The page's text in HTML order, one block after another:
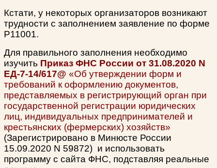
Кстати, у некоторых организаторов возникают
трудности с заполнением заявление по форме
Р11001.
Для правильного заполнения необходимо
изучить Приказ ФНС России от 31.08.2020 N
ЕД-7-14/617@ «Об утверждении форм и
требований к оформлению документов,
представляемых в регистрирующий орган при
государственной регистрации юридических
лиц, индивидуальных предпринимателей и
крестьянских (фермерских) хозяйств»
(Зарегистрировано в Минюсте России
15.09.2020 N 59872) и использовать
программу с сайта ФНС, подставляя реальные